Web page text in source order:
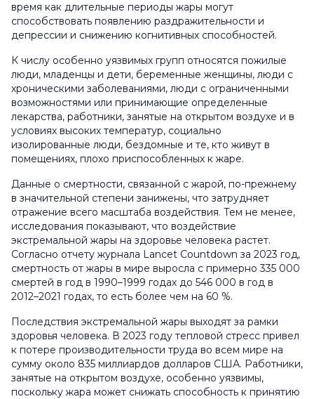
время как длительные периоды жары могут
способствовать появлению раздражительности и
депрессии и снижению когнитивных способностей.
К числу особенно уязвимых групп относятся пожилые
люди, младенцы и дети, беременные женщины, люди с
хроническими заболеваниями, люди с ограниченными
возможностями или принимающие определенные
лекарства, работники, занятые на открытом воздухе и в
условиях высоких температур, социально
изолированные люди, бездомные и те, кто живут в
помещениях, плохо приспособленных к жаре.
Данные о смертности, связанной с жарой, по-прежнему
в значительной степени занижены, что затрудняет
отражение всего масштаба воздействия. Тем не менее,
исследования показывают, что воздействие
экстремальной жары на здоровье человека растет.
Согласно отчету журнала Lancet Countdown за 2023 год,
смертность от жары в мире выросла с примерно 335 000
смертей в год в 1990–1999 годах до 546 000 в год в
2012–2021 годах, то есть более чем на 60 %.
Последствия экстремальной жары выходят за рамки
здоровья человека. В 2023 году тепловой стресс привел
к потере производительности труда во всем мире на
сумму около 835 миллиардов долларов США. Работники,
занятые на открытом воздухе, особенно уязвимы,
поскольку жара может снижать способность к принятию